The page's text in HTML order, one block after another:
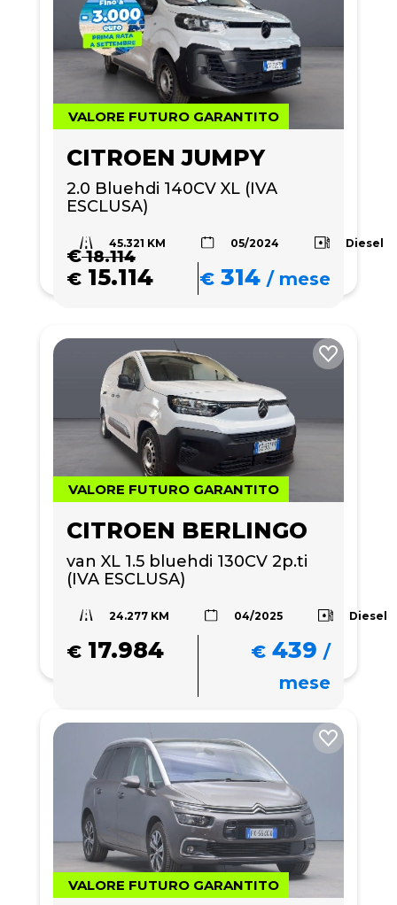
VALORE FUTURO GARANTITO
CITROEN JUMPY
2.0 Bluehdi 140CV XL (IVA
ESCLUSA)
45.321 KM 05/2024 Diesel
€18.114
€ 15.114 € 314 /mese
VALORE FUTURO GARANTITO
CITROEN BERLINGO
van XL 1.5 bluehdi 130CV 2p.ti
(IVA ESCLUSA)
24.277 KM 04/2025 Diesel
€ 17.984 € 439 /
mese
VALORE FUTURO GARANTITO